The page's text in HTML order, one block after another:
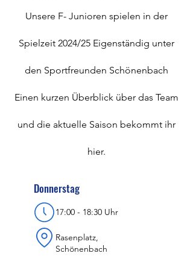
Unsere F- Junioren spielen in der
Spielzeit 2024/25 Eigenständig unter
den Sportfreunden Schönenbach
Einen kurzen Überblick über das Team
und die aktuelle Saison bekommt ihr
hier.
Donnerstag
17:00 - 18:30 Uhr
Rasenplatz,
Schönenbach